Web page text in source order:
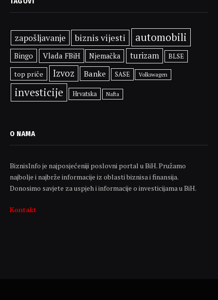
zapošljavanje biznis vijesti automobili
Bingo Vlada FBiH Njemačka turizam BLSE
top priče Izvoz Banke SASE Volkswagen
investicije Hrvatska Nafta
O NAMA
BiznisInfo je najposjećeniji poslovni portal u BiH. Pružamo
najbolje i najbrže informacije iz oblasti biznisa i finansija.
Donosimo savjete za uspjeh i informacije o investicijama u BiH.
Kontakt